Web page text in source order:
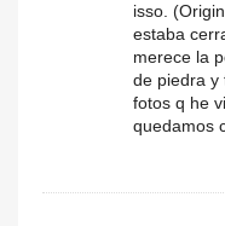
isso.
estaba
merece la
de piedra y
fotos q he
quedamos